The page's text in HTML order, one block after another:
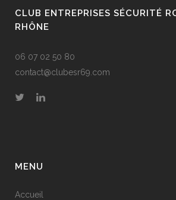
CLUB ENTREPRISES SÉCURITÉ
RHÔNE
06 07 02 50 80
contact@clubesr69.com
MENU
Accueil